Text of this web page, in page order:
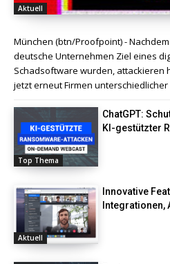
Aktuell
München (btn/Proofpoint) -
deutsche Unternehmen Ziel eines
Schadsoftware wurden, attackieren
jetzt erneut Firmen unterschiedlicher
Top Thema
ChatGPT:
KI-gestützter
Aktuell
Innovative
Integrationen,